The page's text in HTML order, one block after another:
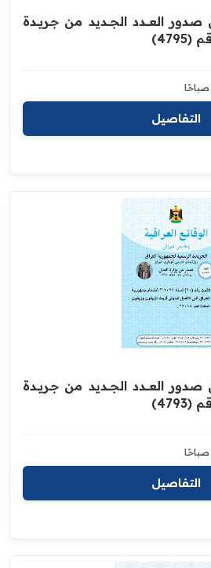
العــــدد الجـــديد من جـريــدة
(4795)‏
التفاصيل
العــــدد الجـــديد من جـريــدة
(4793)‏
التفاصيل